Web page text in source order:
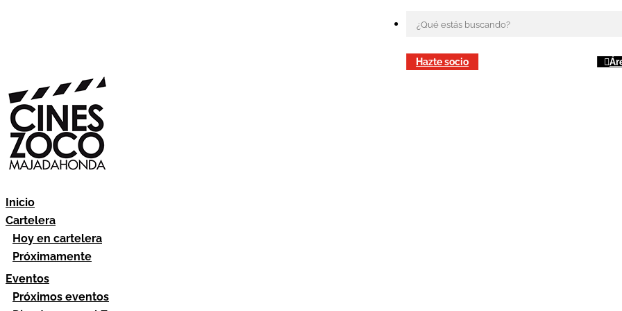
Hazte socio
Inicio
Cartelera
Hoy en cartelera
Próximamente
Eventos
Próximos eventos